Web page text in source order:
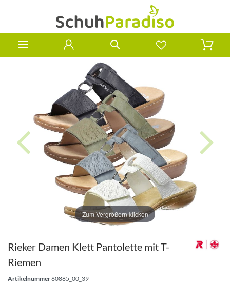
Zum Vergrößern klicken
Rieker Damen Klett Pantolette mit T-
Riemen
Artikelnummer60885_00_39